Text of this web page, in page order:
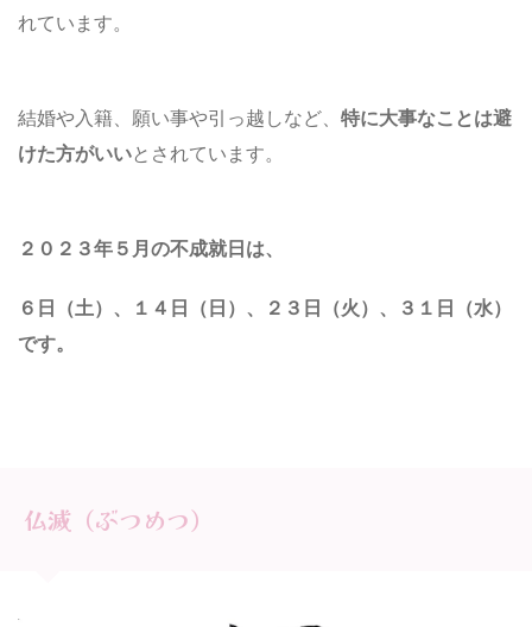
れています。
結婚や入籍、願い事や引っ越しなど、 特に大事なことは避
けた方がいいとされています。
２０２３年５月の不成就日は、
６ 日（土）、１４日（日）、２３日（火）、３１日 （水）
です。
仏滅（ぶつめつ）